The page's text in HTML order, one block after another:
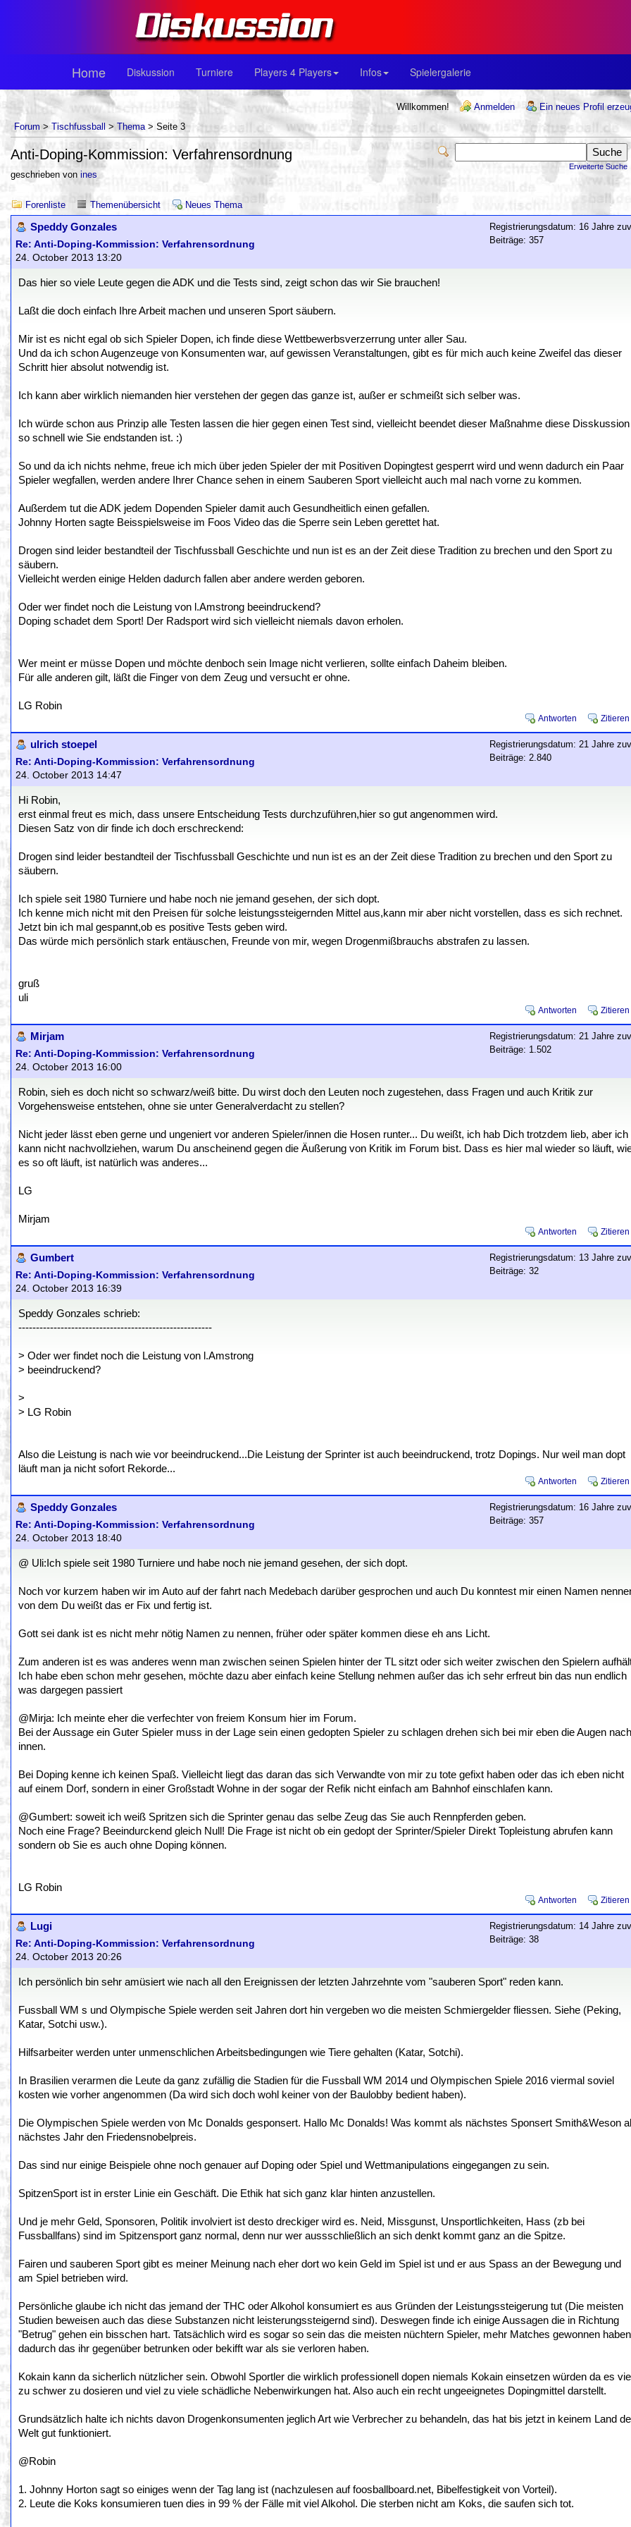
Home Diskussion Turniere Players 4 Players Infos Spielergalerie
Willkommen! Anmelden
Ein neues Profil
Forum > Tischfussball > Thema> Seite 3
Erweiterte Suche
Anti-Doping-Kommission: Verfahrensordnung
geschrieben von ines
Forenliste Themenübersicht Neues Thema
Speddy Gonzales
Re: Anti-Doping-Kommission: Verfahrensordnung
24. October 2013 13:20
Registrierungsdatum: 16 Jahre
Beiträge: 357
Das hier so viele Leute gegen die ADK und die Tests sind, zeigt schon das wir Sie brauchen!
Laßt die doch einfach Ihre Arbeit machen und unseren Sport säubern.
Mir ist es nicht egal ob sich Spieler Dopen, ich finde diese Wettbewerbsverzerrung unter aller Sau.
Und da ich schon Augenzeuge von Konsumenten war, auf gewissen Veranstaltungen, gibt es für mich auch keine Zweifel das dieser
Schritt hier absolut notwendig ist.
Ich kann aber wirklich niemanden hier verstehen der gegen das ganze ist, außer er schmeißt sich selber was.
Ich würde schon aus Prinzip alle Testen lassen die hier gegen einen Test sind, vielleicht beendet dieser Maßnahme diese Disskussion
so schnell wie Sie endstanden ist. :)
So und da ich nichts nehme, freue ich mich über jeden Spieler der mit Positiven Dopingtest gesperrt wird und wenn dadurch ein Paar
Spieler wegfallen, werden andere Ihrer Chance sehen in einem Sauberen Sport vielleicht auch mal nach vorne zu kommen.
Außerdem tut die ADK jedem Dopenden Spieler damit auch Gesundheitlich einen gefallen.
Johnny Horten sagte Beisspielsweise im Foos Video das die Sperre sein Leben gerettet hat.
Drogen sind leider bestandteil der Tischfussball Geschichte und nun ist es an der Zeit diese Tradition zu brechen und den Sport zu
säubern.
Vielleicht werden einige Helden dadurch fallen aber andere werden geboren.
Oder wer findet noch die Leistung von l.Amstrong beeindruckend?
Doping schadet dem Sport! Der Radsport wird sich vielleicht niemals davon erholen.
Wer meint er müsse Dopen und möchte denboch sein Image nicht verlieren, sollte einfach Daheim bleiben.
Für alle anderen gilt, läßt die Finger von dem Zeug und versucht er ohne.
LG Robin
Antworten Zitieren
ulrich stoepel
Re: Anti-Doping-Kommission: Verfahrensordnung
24. October 2013 14:47
Registrierungsdatum: 21 Jahre
Beiträge: 2.840
Hi Robin,
erst einmal freut es mich, dass unsere Entscheidung Tests durchzuführen,hier so gut angenommen wird.
Diesen Satz von dir finde ich doch erschreckend:
Drogen sind leider bestandteil der Tischfussball Geschichte und nun ist es an der Zeit diese Tradition zu brechen und den Sport zu
säubern.
Ich spiele seit 1980 Turniere und habe noch nie jemand gesehen, der sich dopt.
Ich kenne mich nicht mit den Preisen für solche leistungssteigernden Mittel aus,kann mir aber nicht vorstellen, dass es sich rechnet.
Jetzt bin ich mal gespannt,ob es positive Tests geben wird.
Das würde mich persönlich stark entäuschen, Freunde von mir, wegen Drogenmißbrauchs abstrafen zu lassen.
gruß
uli
Antworten Zitieren
Mirjam
Re: Anti-Doping-Kommission: Verfahrensordnung
24. October 2013 16:00
Registrierungsdatum: 21 Jahre
Beiträge: 1.502
Robin, sieh es doch nicht so schwarz/weiß bitte. Du wirst doch den Leuten noch zugestehen, dass Fragen und auch Kritik zur
Vorgehensweise entstehen, ohne sie unter Generalverdacht zu stellen?
Nicht jeder lässt eben gerne und ungeniert vor anderen Spieler/innen die Hosen runter... Du weißt, ich hab Dich trotzdem lieb, aber ich
kann nicht nachvollziehen, warum Du anscheinend gegen die Äußerung von Kritik im Forum bist. Dass es hier mal wieder so läuft,
es so oft läuft, ist natürlich was anderes...
LG
Mirjam
Antworten Zitieren
Gumbert
Re: Anti-Doping-Kommission: Verfahrensordnung
24. October 2013 16:39
Registrierungsdatum: 13 Jahre
Beiträge: 32
Speddy Gonzales schrieb:
-------------------------------------------------------
> Oder wer findet noch die Leistung von l.Amstrong
> beeindruckend?
>
> LG Robin
Also die Leistung is nach wie vor beeindruckend...Die Leistung der Sprinter ist auch beeindruckend, trotz Dopings. Nur weil man dopt
läuft man ja nicht sofort Rekorde...
Antworten Zitieren
Speddy Gonzales
Re: Anti-Doping-Kommission: Verfahrensordnung
24. October 2013 18:40
Registrierungsdatum: 16 Jahre
Beiträge: 357
@ Uli:Ich spiele seit 1980 Turniere und habe noch nie jemand gesehen, der sich dopt.
Noch vor kurzem haben wir im Auto auf der fahrt nach Medebach darüber gesprochen und auch Du konntest mir einen Namen
von dem Du weißt das er Fix und fertig ist.
Gott sei dank ist es nicht mehr nötig Namen zu nennen, früher oder später kommen diese eh ans Licht.
Zum anderen ist es was anderes wenn man zwischen seinen Spielen hinter der TL sitzt oder sich weiter zwischen den Spielern
Ich habe eben schon mehr gesehen, möchte dazu aber einfach keine Stellung nehmen außer das ich sehr erfreut bin das nun endlich
was dargegen passiert
@Mirja: Ich meinte eher die verfechter von freiem Konsum hier im Forum.
Bei der Aussage ein Guter Spieler muss in der Lage sein einen gedopten Spieler zu schlagen drehen sich bei mir eben die Augen nach
innen.
Bei Doping kenne ich keinen Spaß. Vielleicht liegt das daran das sich Verwandte von mir zu tote gefixt haben oder das ich eben nicht
auf einem Dorf, sondern in einer Großstadt Wohne in der sogar der Refik nicht einfach am Bahnhof einschlafen kann.
@Gumbert: soweit ich weiß Spritzen sich die Sprinter genau das selbe Zeug das Sie auch Rennpferden geben.
Noch eine Frage? Beeindurckend gleich Null! Die Frage ist nicht ob ein gedopt der Sprinter/Spieler Direkt Topleistung abrufen kann
sondern ob Sie es auch ohne Doping können.
LG Robin
Antworten Zitieren
Lugi
Re: Anti-Doping-Kommission: Verfahrensordnung
24. October 2013 20:26
Registrierungsdatum: 14 Jahre
Beiträge: 38
Ich persönlich bin sehr amüsiert wie nach all den Ereignissen der letzten Jahrzehnte vom "sauberen Sport" reden kann.
Fussball WM s und Olympische Spiele werden seit Jahren dort hin vergeben wo die meisten Schmiergelder fliessen. Siehe (Peking,
Katar, Sotchi usw.).
Hilfsarbeiter werden unter unmenschlichen Arbeitsbedingungen wie Tiere gehalten (Katar, Sotchi).
In Brasilien verarmen die Leute da ganz zufällig die Stadien für die Fussball WM 2014 und Olympischen Spiele 2016 viermal soviel
kosten wie vorher angenommen (Da wird sich doch wohl keiner von der Baulobby bedient haben).
Die Olympischen Spiele werden von Mc Donalds gesponsert. Hallo Mc Donalds! Was kommt als nächstes Sponsert Smith&Weson
nächstes Jahr den Friedensnobelpreis.
Das sind nur einige Beispiele ohne noch genauer auf Doping oder Spiel und Wettmanipulations eingegangen zu sein.
SpitzenSport ist in erster Linie ein Geschäft. Die Ethik hat sich ganz klar hinten anzustellen.
Und je mehr Geld, Sponsoren, Politik involviert ist desto dreckiger wird es. Neid, Missgunst, Unsportlichkeiten, Hass (zb bei
Fussballfans) sind im Spitzensport ganz normal, denn nur wer aussschließlich an sich denkt kommt ganz an die Spitze.
Fairen und sauberen Sport gibt es meiner Meinung nach eher dort wo kein Geld im Spiel ist und er aus Spass an der Bewegung und
am Spiel betrieben wird.
Persönliche glaube ich nicht das jemand der THC oder Alkohol konsumiert es aus Gründen der Leistungssteigerung tut (Die meisten
Studien beweisen auch das diese Substanzen nicht leisterungssteigernd sind). Deswegen finde ich einige Aussagen die in Richtung
"Betrug" gehen ein bisschen hart. Tatsächlich wird es sogar so sein das die meisten nüchtern Spieler, mehr Matches gewonnen haben
dadurch das ihr gegenüber betrunken oder bekifft war als sie verloren haben.
Kokain kann da sicherlich nützlicher sein. Obwohl Sportler die wirklich professionell dopen niemals Kokain einsetzen würden da es
zu schwer zu dosieren und viel zu viele schädliche Nebenwirkungen hat. Also auch ein recht ungeeignetes Dopingmittel darstellt.
Grundsätzlich halte ich nichts davon Drogenkonsumenten jeglich Art wie Verbrecher zu behandeln, das hat bis jetzt in keinem Land
Welt gut funktioniert.
@Robin
1. Johnny Horton sagt so einiges wenn der Tag lang ist (nachzulesen auf foosballboard.net, Bibelfestigkeit von Vorteil).
2. Leute die Koks konsumieren tuen dies in 99 % der Fälle mit viel Alkohol. Die sterben nicht am Koks, die saufen sich tot.